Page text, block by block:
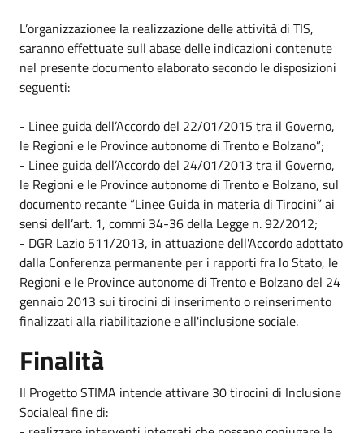
L’organizzazionee la realizzazione delle attività di TIS,
saranno effettuate sull abase delle indicazioni contenute
nel presente documento elaborato secondo le disposizioni
seguenti:
- Linee guida dell’Accordo del 22/01/2015 tra il Governo,
le Regioni e le Province autonome di Trento e Bolzano”;
- Linee guida dell’Accordo del 24/01/2013 tra il Governo,
le Regioni e le Province autonome di Trento e Bolzano, sul
documento recante “Linee Guida in materia di Tirocini” ai
sensi dell’art. 1, commi 34-36 della Legge n. 92/2012;
- DGR Lazio 511/2013, in attuazione dell'Accordo adottato
dalla Conferenza permanente per i rapporti fra lo Stato, le
Regioni e le Province autonome di Trento e Bolzano del 24
gennaio 2013 sui tirocini di inserimento o reinserimento
finalizzati alla riabilitazione e all'inclusione sociale.
Finalità
Il Progetto STIMA intende attivare 30 tirocini di Inclusione
Socialeal fine di: